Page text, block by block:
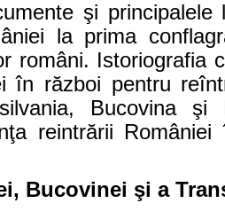
şi
la prima
români. Istoriografia
în război pentru
Bucovina
reintrării
Bucovinei şi a